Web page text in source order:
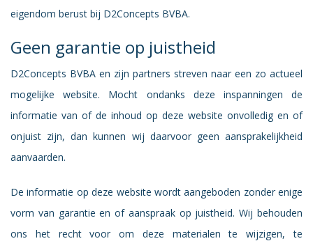
eigendom berust bij D2Concepts BVBA.
Geen garantie op juistheid
D2Concepts BVBA en zijn partners streven naar een zo actueel
mogelijke website. Mocht ondanks deze inspanningen de
informatie van of de inhoud op deze website onvolledig en of
onjuist zijn, dan kunnen wij daarvoor geen aansprakelijkheid
aanvaarden.
De informatie op deze website wordt aangeboden zonder enige
vorm van garantie en of aanspraak op juistheid. Wij behouden
ons het recht voor om deze materialen te wijzigen, te